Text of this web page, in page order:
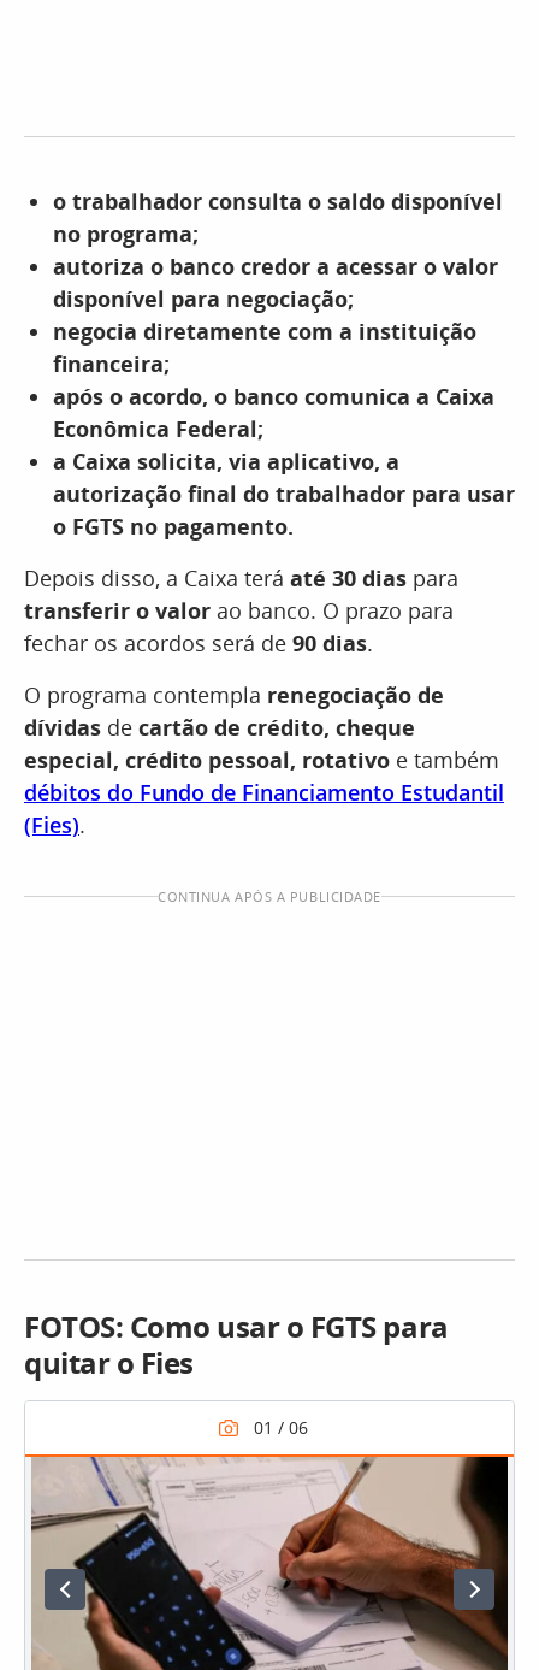
o trabalhador consulta o saldo disponível
no programa;
autoriza o banco credor a acessar o valor
disponível para negociação;
negocia diretamente com a instituição
financeira;
após o acordo, o banco comunica a Caixa
Econômica Federal;
a Caixa solicita, via aplicativo, a
autorização final do trabalhador para usar
o FGTS no pagamento.
Depois disso, a Caixa terá até 30 dias para
transferir o valor ao banco. O prazo para
fechar os acordos será de 90 dias.
O programa contempla renegociação de
dívidas de cartão de crédito, cheque
especial, crédito pessoal, rotativo e também
débitos do Fundo de Financiamento Estudantil
(Fies).
CONTINUA APÓS A PUBLICIDADE
FOTOS: Como usar o FGTS para
quitar o Fies